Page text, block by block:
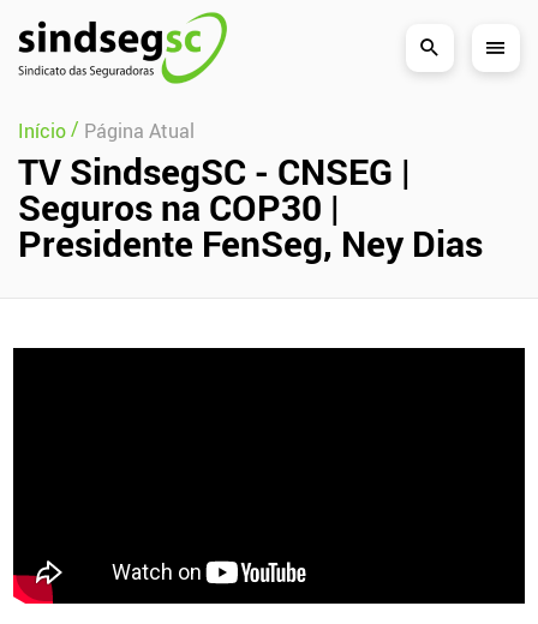
Pular Navegação (s)
Início/ Página Atual
TV SindsegSC - CNSEG |
Seguros na COP30 |
Presidente FenSeg, Ney Dias